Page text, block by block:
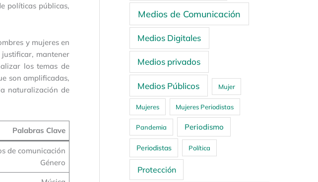
políticas públicas,
y mujeres en
mantener
los temas de
son amplificadas,
naturalización de
Palabras Clave
de comunicación
Género
Medios de Comunicación
Medios Digitales
Medios privados
Medios Públicos Mujer
Mujeres Mujeres Periodistas
Pandemia Periodismo
Periodistas Política
Protección